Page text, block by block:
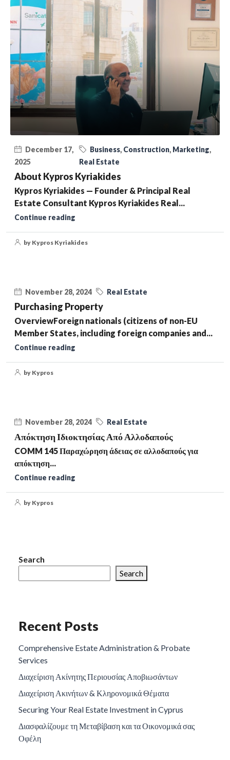
December 17,
2025
Business, Construction, Marketing,
Real Estate
About Kypros Kyriakides
Kypros Kyriakides — Founder & Principal Real
Estate Consultant Kypros Kyriakides Real...
Continue reading
by Kypros Kyriakides
November 28, 2024 Real Estate
Purchasing Property
OverviewForeign nationals (citizens of non-EU
Member States, including foreign companies and...
Continue reading
by Kypros
November 28, 2024 Real Estate
Απόκτηση Ιδιοκτησίας Από Αλλοδαπούς
COMM 145 Παραχώρηση άδειας σε αλλοδαπούς για
απόκτηση...
Continue reading
by Kypros
Search
Search
Recent Posts
Comprehensive Estate Administration & Probate
Services
Διαχείριση Ακίνητης Περιουσίας Αποβιωσάντων
Διαχείριση Ακινήτων & Κληρονομικά Θέματα
Securing Your Real Estate Investment in Cyprus
Διασφαλίζουμε τη Μεταβίβαση και τα Οικονομικά σας
Οφέλη